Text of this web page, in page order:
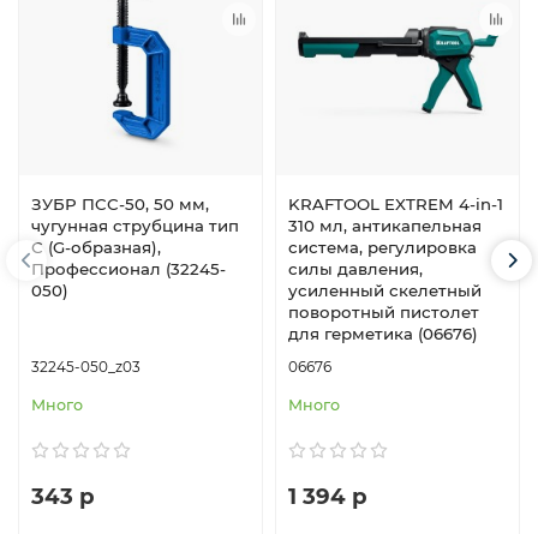
ЗУБР ПCС-50, 50 мм,
чугунная струбцина тип
С (G-образная),
Профессионал (32245-
050)
32245-050_z03
Много
343 р
KRAFTOOL EXTREM 4-in-1
310 мл, антикапельная
система, регулировка
силы давления,
усиленный скелетный
поворотный пистолет
для герметика (06676)
06676
Много
1 394 р